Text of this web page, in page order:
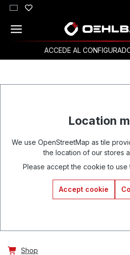
Saltar al contenido principal
ACCEDE AL
Location
We use OpenStreetMap as tile
the location of our stores
Please accept the cookie to use
Accept cookie
Shop